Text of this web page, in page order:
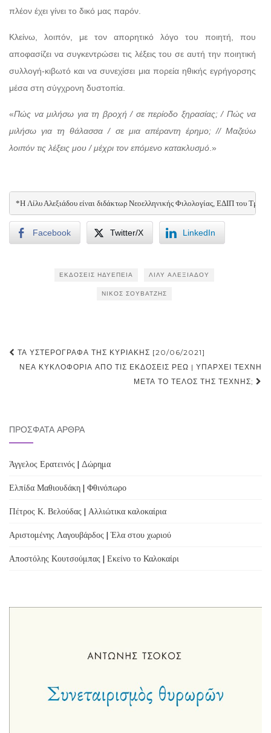
πλέον έχει γίνει το δικό μας παρόν.
Κλείνω, λοιπόν, με τον απορητικό λόγο του ποιητή, που
αποφασίζει να συγκεντρώσει τις λέξεις του σε αυτή την ποιητική
συλλογή-κιβωτό και να συνεχίσει μια πορεία ηθικής εγρήγορσης
μέσα στη σύγχρονη δυστοπία.
«Πώς να μιλήσω για τη βροχή / σε περίοδο ξηρασίας; / Πώς να
μιλήσω για τη θάλασσα / σε μια απέραντη έρημο; // Μαζεύω
λοιπόν τις λέξεις μου / μέχρι τον επόμενο κατακλυσμό.»
*H Λίλυ Αλεξιάδου είναι διδάκτωρ Νεοελληνικής Φιλολογίας, ΕΔΙΠ του
Facebook Twitter/X LinkedIn
ΕΚΔΌΣΕΙΣ ΗΔΥΈΠΕΙΑ ΛΊΛΥ ΑΛΕΞΙΆΔΟΥ
ΝΊΚΟΣ ΣΟΥΒΑΤΖΉΣ
Post
navigation
ΤΑ ΥΣΤΕΡΌΓΡΑΦΑ ΤΗΣ ΚΥΡΙΑΚΉΣ [20/06/2021]
ΝΈΑ ΚΥΚΛΟΦΟΡΊΑ ΑΠΌ ΤΙΣ ΕΚΔΌΣΕΙΣ ΡΕΩ | ΥΠΆΡΧΕΙ ΤΈΧΝΗ
ΜΕΤΆ ΤΟ ΤΈΛΟΣ ΤΗΣ ΤΈΧΝΗΣ;
ΠΡΌΣΦΑΤΑ ΆΡΘΡΑ
Άγγελος Ερατεινός | Δώρημα
Ελπίδα Μαθιουδάκη | Φθινόπωρο
Πέτρος Κ. Βελούδας | Αλλιώτικα καλοκαίρια
Αριστομένης Λαγουβάρδος | Έλα στου χωριού
Αποστόλης Κουτσούμπας | Εκείνο το Καλοκαίρι